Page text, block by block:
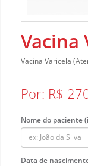
Vacina
Vacina Varicela
Por: R$
Nome do paciente
Data de